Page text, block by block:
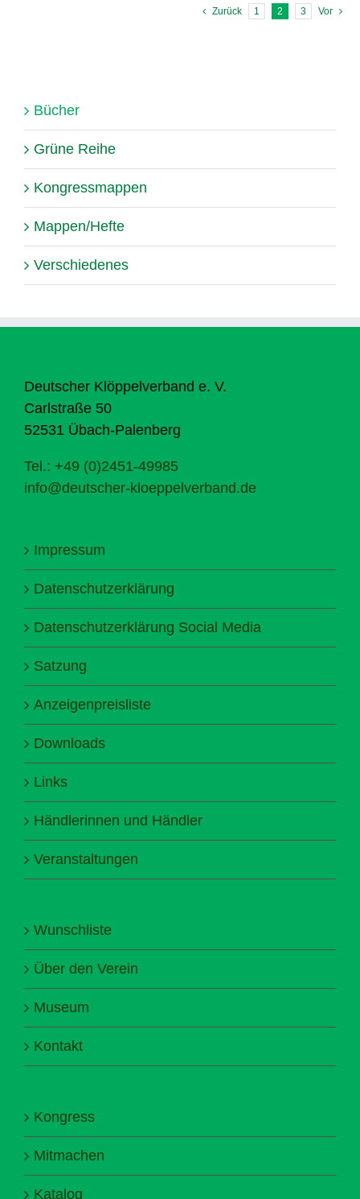
Zurück 1 2 3 Vor
Bücher
Grüne Reihe
Kongressmappen
Mappen/Hefte
Verschiedenes
Deutscher Klöppelverband e. V.
Carlstraße 50
52531 Übach-Palenberg
Tel.: +49 (0)2451-49985
info@deutscher-kloeppelverband.de
Impressum
Datenschutzerklärung
Datenschutzerklärung Social Media
Satzung
Anzeigenpreisliste
Downloads
Links
Händlerinnen und Händler
Veranstaltungen
Wunschliste
Über den Verein
Museum
Kontakt
Kongress
Mitmachen
Katalog